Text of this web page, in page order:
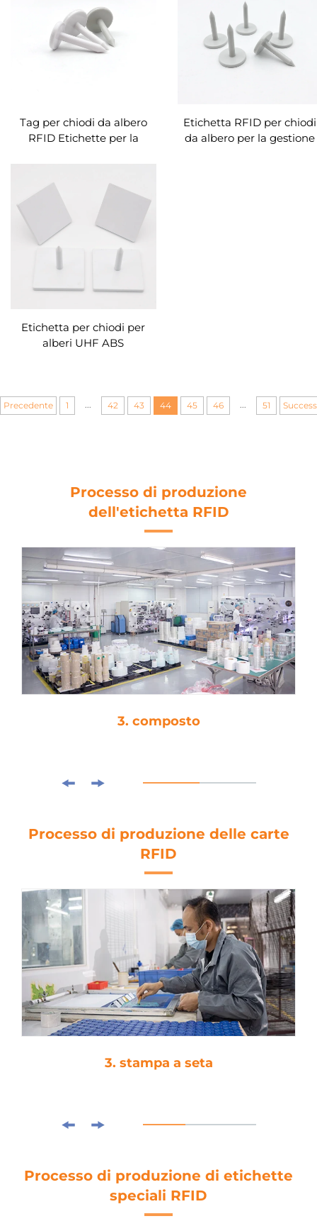
Tag per chiodi da albero
RFID Etichette per la
Etichetta RFID per chiodi
da albero per la gestione
Etichetta per chiodi per
alberi UHF ABS
Precedente 1 ... 42 43 44 45 46 ... 51
Processo di produzione
dell'etichetta RFID
4. taglio a stampo
Processo di produzione delle carte
RFID
4. laminazione
Processo di produzione di etichette
speciali RFID